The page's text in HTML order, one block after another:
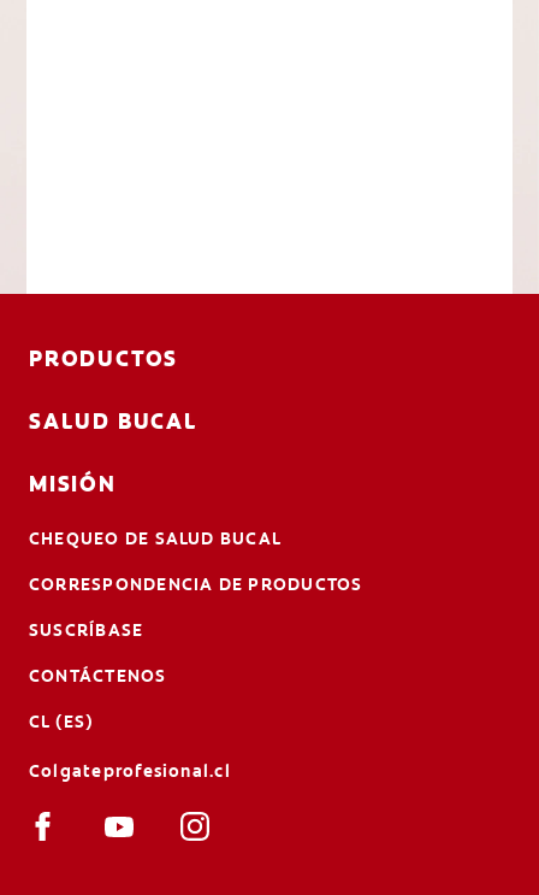
PRODUCTOS
SALUD BUCAL
MISIÓN
CHEQUEO DE SALUD BUCAL
CORRESPONDENCIA DE PRODUCTOS
SUSCRÍBASE
CONTÁCTENOS
CL (ES)
Colgateprofesional.cl